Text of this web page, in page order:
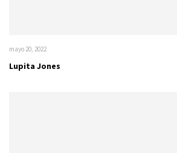
mayo 20, 2022
Lupita Jones